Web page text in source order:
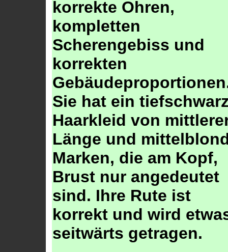
korrekte Ohren,
kompletten
Scherengebiss und
korrekten
Sie hat ein
Haarkleid von
Länge und
Marken, die am Kopf,
Brust nur angedeutet
sind. Ihre Rute ist
korrekt und wird
seitwärts getragen.